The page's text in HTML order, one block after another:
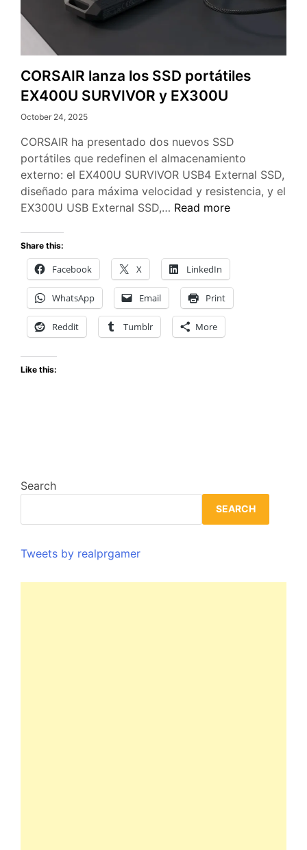
CORSAIR lanza los SSD portátiles
EX400U SURVIVOR y EX300U
October 24, 2025
CORSAIR ha presentado dos nuevos SSD
portátiles que redefinen el almacenamiento
externo: el EX400U SURVIVOR USB4 External SSD,
diseñado para máxima velocidad y resistencia, y el
EX300U USB External SSD,… CORSAIR
SSD
portátiles
EX400U
SURVIVOR
EX300U
Read more
Share this:
Facebook X LinkedIn
WhatsApp Email Print
Reddit Tumblr More
Like this:
Search
SEARCH
Tweets by realprgamer